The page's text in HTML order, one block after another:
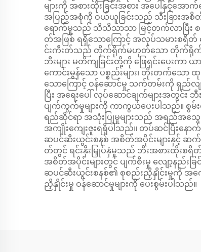
များကို အစားထိုးခြင်းအစား အပေါ်နှင့်အေ
အပြည့်အစုံကို ဝယ်ယူခြင်းသည် သီးခြားအစိ
ရောက်မှုသည် သိသိသာသာ မြင့်တက်လာပြီး စက်
တ်အဖြစ် ရရှိသောကြောင့် အလုပ်သမားစရိတ် လ
င်းကီးတ်သည် တိုက်ရိုက်မဟုတ်သော တိုက်ရိုက် ပြဿ
ဘီးများ မတိကျခြင်းတို့ကို ဖြေရှင်းပေးကာ
ကောင်းမွန်သော ပစ္စည်းများ၊ တိုးတက်သေ
သောကြောင့် ဝန်ဆောင်မှု သက်တမ်းကို ရှည်လ
ပြီး အရေးပေါ် လုပ်ဆောင်ချက်များအတွင်
ပျက်ကွက်မှုများကို ကာကွယ်ပေးပါသည်။ စွမ်း
ရည်ဆိုင်ရာ အသုံးပြုမှုများသည် အရည်အသွေး
အကျိုးကျေးဇူးရရှိပါသည်။ တပ်ဆင်ပြီးနေ
ဆပင်ဆီးယွင်းစနစ် အစိတ်အပိုင်းများနှင့် ဆက်
တ်တွင် ရင်းနှီးမြှုပ်နှံမှုသည် ဘီးအစားထိုးစရိတ်
အစိတ်အပိုင်းများတွင် ပျက်စီးမှု လျော့နည်း
ဆပင်ဆီးယွင်းစနစ်၏ စုစည်းညှိနှိုင်းမှုကို အကောင်
ညှိနှိုင်းမှု ဝန်ဆောင်မှုများကို ပေးစွမ်းပါသည်။